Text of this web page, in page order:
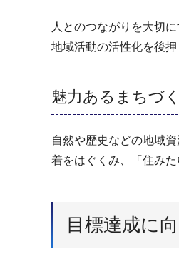
人とのつながりを大切
地域活動の活性化を後押
魅力あるまちづ
自然や歴史などの地域
着をはぐくみ、「住み
目標達成に